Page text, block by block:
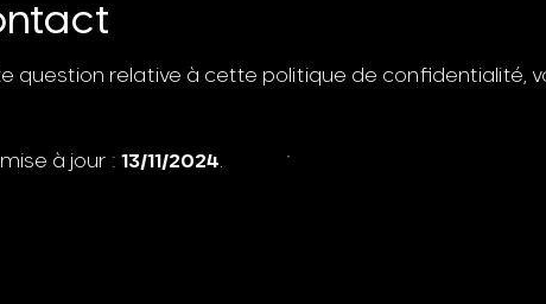
question relative à cette politique de confidentialité,
à jour : 13/11/2024.